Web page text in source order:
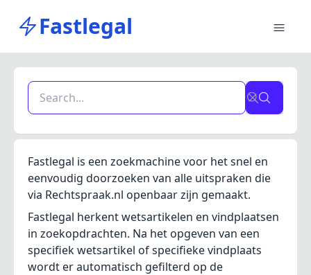
Fastlegal
Fastlegal is een zoekmachine voor het snel en
eenvoudig doorzoeken van alle uitspraken die
via Rechtspraak.nl openbaar zijn gemaakt.
Fastlegal herkent wetsartikelen en vindplaatsen
in zoekopdrachten. Na het opgeven van een
specifiek wetsartikel of specifieke vindplaats
wordt er automatisch gefilterd op de